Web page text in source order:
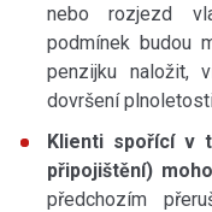
nebo rozjezd
podmínek budou
penzijku naložit,
dovršení
Klienti spořící v
připojištění)
předchozím